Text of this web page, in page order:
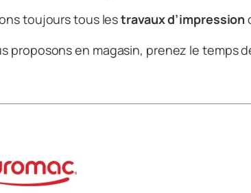
toujours tous lestravaux d’impression
proposons en magasin, prenez le temps